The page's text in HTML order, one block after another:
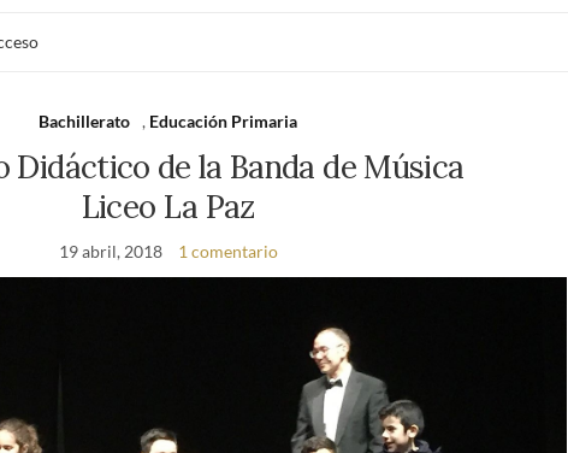
Bachillerato , Educación Primaria
Didáctico de la Banda de Música
Liceo La Paz
19 abril, 2018 1 comentario